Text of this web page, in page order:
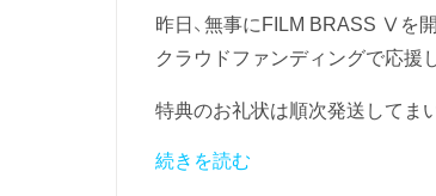
昨日、無事にFILM BRASS Ⅴを
クラウドファンディングで応援
特典のお礼状は順次発送してま
続きを読む